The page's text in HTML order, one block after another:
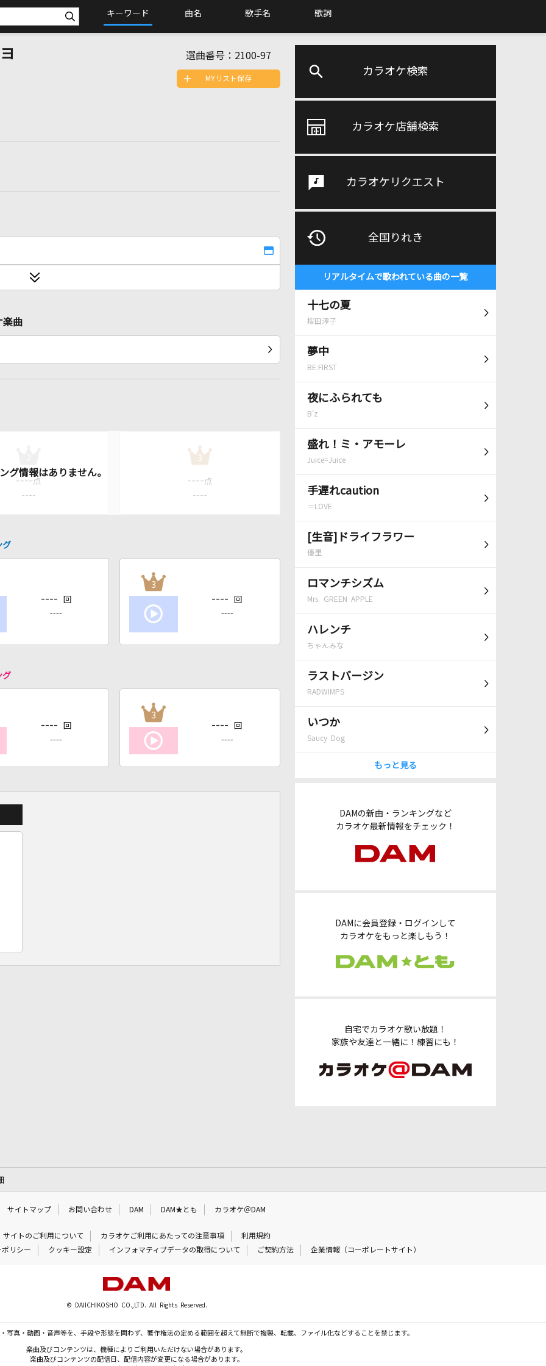
キーワード 曲名 歌手名 歌詞
カラオケ検索
カラオケ店舗検索
カラオケリクエスト
全国りれき
リアルタイムで歌われている曲の一覧
十七の夏
桜田淳子
夢中
BE:FIRST
夜にふられても
B'z
盛れ！ミ・アモーレ
Juice=Juice
手遅れcaution
＝LOVE
[生音]ドライフラワー
優里
ロマンチシズム
Mrs. GREEN APPLE
ハレンチ
ちゃんみな
ラストバージン
RADWIMPS
いつか
Saucy Dog
もっと見る
DAMの新曲・ランキングなど
カラオケ最新情報をチェック！
DAMに会員登録・ログインして
カラオケをもっと楽しもう！
自宅でカラオケ歌い放題！
家族や友達と一緒に！練習にも！
選曲番号： 2100-97
MYリスト保存
楽曲
---- 点
----
3
---- 点
----
グ
---- 回
----
3
---- 回
----
グ
---- 回
----
3
---- 回
----
サイトマップ お問い合わせ DAM DAM★とも カラオケ＠DAM
サイトのご利用について カラオケご利用にあたっての注意事項
利用規約
リシー
クッキー設定 インフォマティブデータの取得について ご契約方法 企業情報（コーポレートサイト）
© DAIICHIKOSHO CO.,LTD. All Rights Reserved.
写真・動画・音声等を、手段や形態を問わず、著作権法の定める範囲を超えて無断で複製、転載、ファイル化などすることを禁じます。
楽曲及びコンテンツは、機種によりご利用いただけない場合があります。
楽曲及びコンテンツの配信日、配信内容が変更になる場合があります。